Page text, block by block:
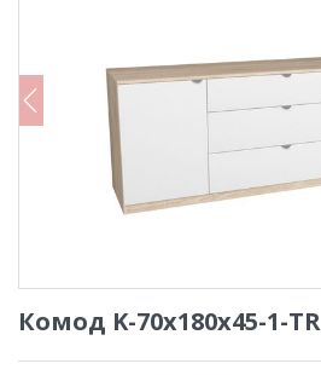
Комод K-70x180x45-1-TR